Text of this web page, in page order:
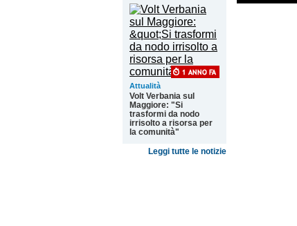
Attualità
Volt Verbania sul
Maggiore: "Si
trasformi da nodo
irrisolto a risorsa per
la comunità"
Leggi tutte le notizie